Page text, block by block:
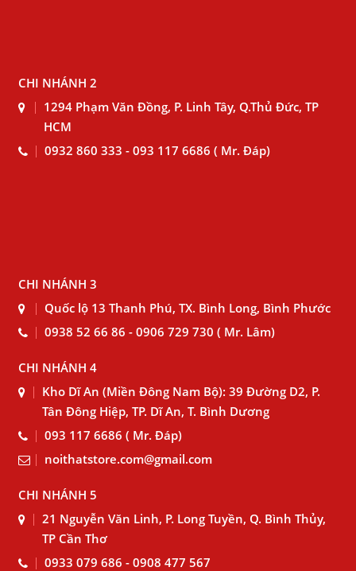
CHI NHÁNH 2
1294 Phạm Văn Đồng, P. Linh Tây, Q.Thủ Đức, TP
HCM
0932 860 333 - 093 117 6686 ( Mr. Đáp)
CHI NHÁNH 3
Quốc lộ 13 Thanh Phú, TX. Bình Long, Bình Phước
0938 52 66 86 - 0906 729 730 ( Mr. Lâm)
CHI NHÁNH 4
Kho Dĩ An (Miền Đông Nam Bộ): 39 Đường D2, P.
Tân Đông Hiệp, TP. Dĩ An, T. Bình Dương
093 117 6686 ( Mr. Đáp)
noithatstore.com@gmail.com
CHI NHÁNH 5
21 Nguyễn Văn Linh, P. Long Tuyền, Q. Bình Thủy,
TP Cần Thơ
0933 079 686 - 0908 477 567